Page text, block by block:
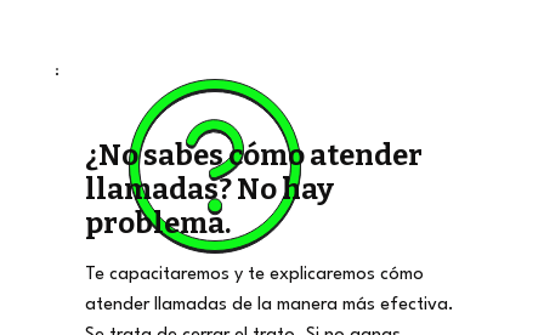
¿No sabes cómo atender
llamadas? No hay
problema.
Te capacitaremos y te explicaremos cómo
atender llamadas de la manera más efectiva.